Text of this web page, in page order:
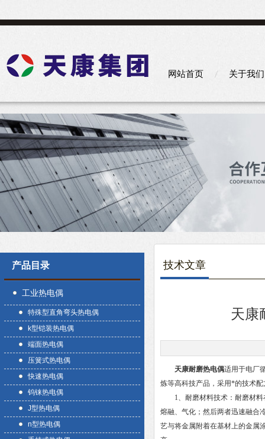
网站首页 关于我们
产品目录
工业热电偶
特殊型直角弯头热电偶
k型铠装热电偶
端面热电偶
压簧式热电偶
快速热电偶
钨铼热电偶
J型热电偶
n型热电偶
技术文章
天康
天康耐磨热电偶适用于电厂
炼等高科技产品，采用*的技术
1、耐磨材料技术：耐磨材料
熔融、气化；然后两者迅速融合
艺与将金属附着在基材上的金属